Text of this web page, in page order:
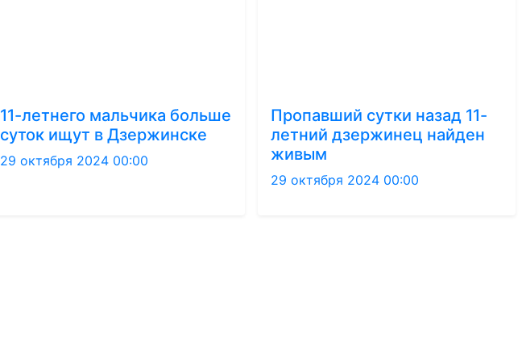
11-летнего мальчика больше
суток ищут в Дзержинске
29 октября 2024 00:00
Пропавший сутки назад 11-
летний дзержинец найден
живым
29 октября 2024 00:00